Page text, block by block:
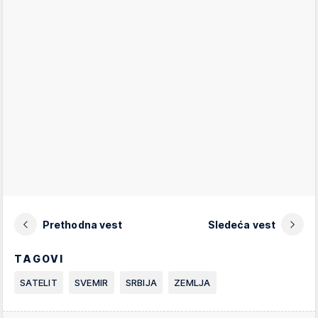
Prethodna vest Sledeća vest
TAGOVI
SATELIT SVEMIR SRBIJA ZEMLJA